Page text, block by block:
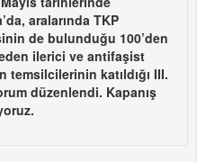
aralarında TKP
de bulunduğu 100’den
ilerici ve antifaşist
temsilcilerinin katıldığı III.
düzenlendi. Kapanış